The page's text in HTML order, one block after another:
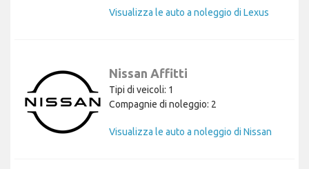
Visualizza le auto a noleggio di Lexus
Nissan Affitti
Tipi di veicoli: 1
Compagnie di noleggio: 2
Visualizza le auto a noleggio di Nissan